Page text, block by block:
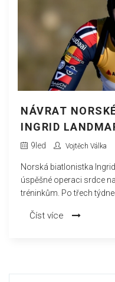
NÁVRAT
INGRID
TRÉNINKU PO
9 led Vojtěch Válka
Norská biatlonistka
úspěšné operaci srdce
tréninkům. Po třech
nadějí vyhlíží návrat na
Číst více